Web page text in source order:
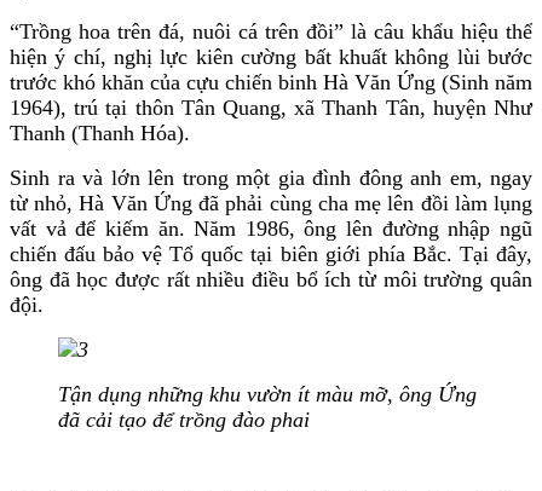
“Trồng hoa trên đá, nuôi cá trên đồi” là câu khẩu hiệu thể
hiện ý chí, nghị lực kiên cường bất khuất không lùi bước
trước khó khăn của cựu chiến binh Hà Văn Ứng (Sinh năm
1964), trú tại thôn Tân Quang, xã Thanh Tân, huyện Như
Thanh (Thanh Hóa).
Sinh ra và lớn lên trong một gia đình đông anh em, ngay
từ nhỏ, Hà Văn Ứng đã phải cùng cha mẹ lên đồi làm lụng
vất vả để kiếm ăn. Năm 1986, ông lên đường nhập ngũ
chiến đấu bảo vệ Tổ quốc tại biên giới phía Bắc. Tại đây,
ông đã học được rất nhiều điều bổ ích từ môi trường quân
đội.
Tận dụng những khu vườn ít màu mỡ, ông Ứng
đã cải tạo để trồng đào phai